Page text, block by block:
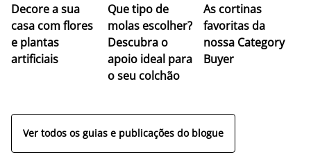
Decore a sua
casa com flores
e plantas
artificiais
Que tipo de
molas escolher?
Descubra o
apoio ideal para
o seu colchão
As cortinas
favoritas da
nossa Category
Buyer
Ver todos os guias e publicações do blogue